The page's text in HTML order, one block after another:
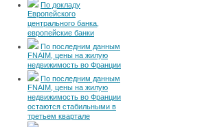
По докладу
Европейского
центрального банка,
европейские банки
По последним данным
FNAIM, цены на жилую
недвижимость во Франции
По последним данным
FNAIM, цены на жилую
недвижимость во Франции
остаются стабильными в
третьем квартале